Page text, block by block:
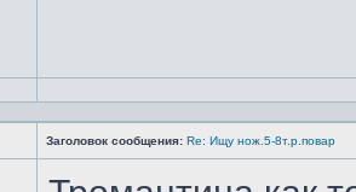
Заголовок сообщения: Re: Ищу нож.5-8т.р.повар